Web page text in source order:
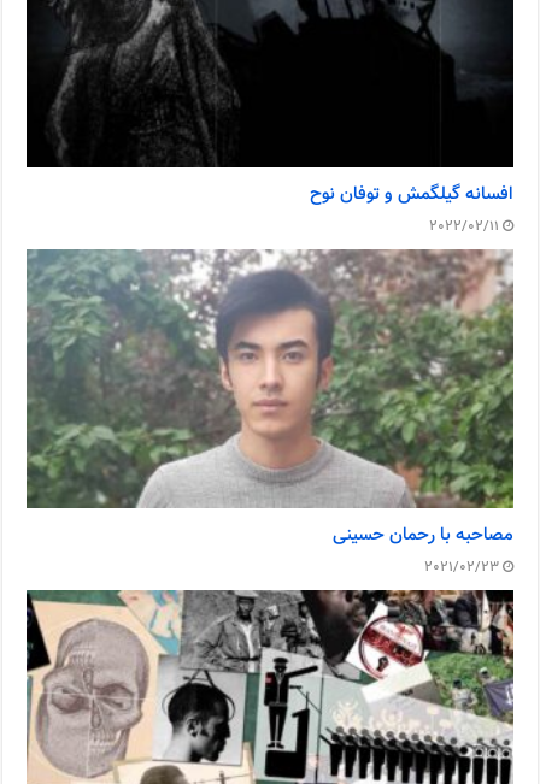
افسانه گیلگمش و توفان نوح
2022/02/11
مصاحبه با رحمان حسینی
2021/02/23